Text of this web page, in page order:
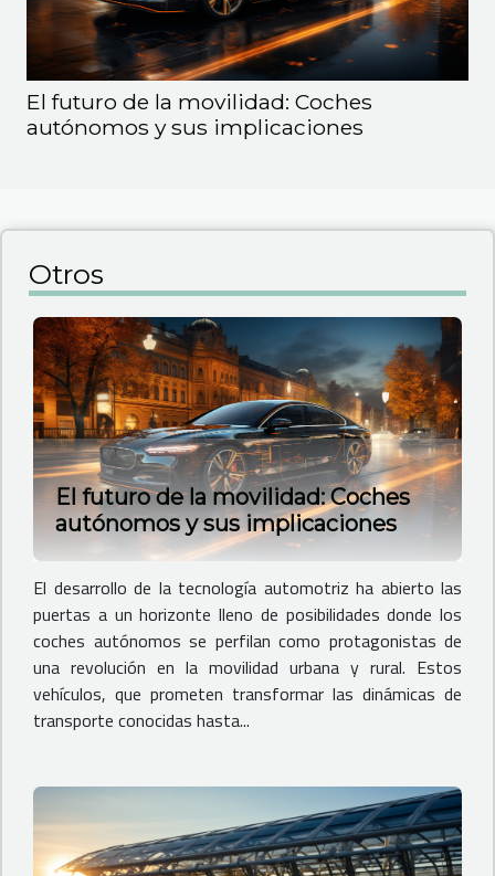
El futuro de la movilidad: Coches
autónomos y sus implicaciones
Otros
El futuro de la movilidad: Coches
autónomos y sus implicaciones
El desarrollo de la tecnología automotriz ha abierto las
puertas a un horizonte lleno de posibilidades donde los
coches autónomos se perfilan como protagonistas de
una revolución en la movilidad urbana y rural. Estos
vehículos, que prometen transformar las dinámicas de
transporte conocidas hasta...